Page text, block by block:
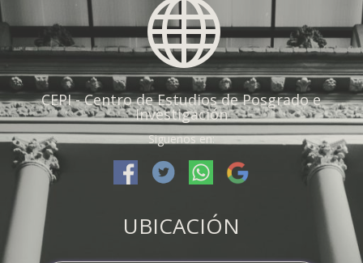

CEPI - Centro de Estudios de Posgrado e
Investigación
Siguenos en:
UBICACIÓN